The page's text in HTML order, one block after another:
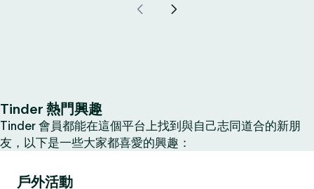
Tinder 熱門興趣
Tinder 會員都能在這個平台上找到與自己志同道合的新朋
友，以下是一些大家都喜愛的興趣：
戶外活動